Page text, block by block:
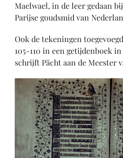
Maelwael, in de leer gedaan
Parijse goudsmid van
Ook de tekeningen
105-110 in een getijdenboek
schrijft Pächt aan de Meester